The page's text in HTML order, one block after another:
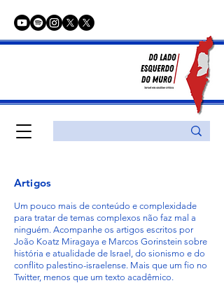
Artigos
Um pouco mais de conteúdo e complexidade
para tratar de temas complexos não faz mal a
ninguém. Acompanhe os artigos escritos por
João Koatz Miragaya e Marcos Gorinstein sobre
história e atualidade de Israel, do sionismo e do
conflito palestino-israelense. Mais que um fio no
Twitter, menos que um texto acadêmico.